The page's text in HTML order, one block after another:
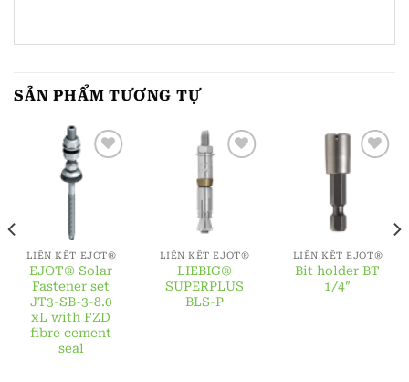
SẢN PHẨM TƯƠNG TỰ
LIÊN KẾT EJOT®
EJOT® Solar
Fastener set
JT3-SB-3-8.0
xL with FZD
fibre cement
seal
LIÊN KẾT EJOT®
LIEBIG®
SUPERPLUS
BLS-P
LIÊN KẾT EJOT®
Bit holder BT
1/4″